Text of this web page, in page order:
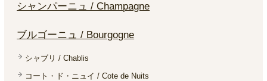
シャンパーニュ / Champagne
ブルゴーニュ / Bourgogne
シャブリ / Chablis
コート・ド・ニュイ / Cote de Nuits